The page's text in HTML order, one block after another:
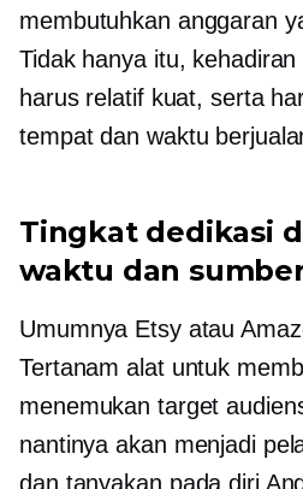
membutuhkan anggaran
Tidak hanya itu,
harus relatif kuat, serta
tempat dan waktu
Tingkat dedikasi
waktu dan
Umumnya Etsy atau
Tertanam alat untuk
menemukan target
nantinya akan menjadi
dan tanyakan pada diri